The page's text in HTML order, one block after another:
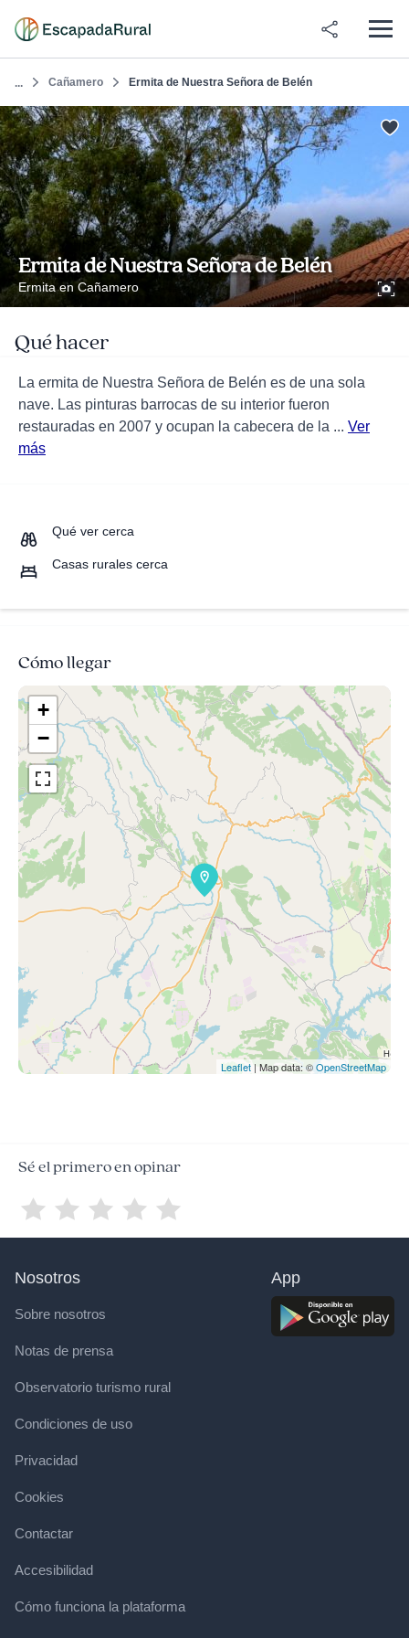
... Cañamero Ermita de Nuestra Señora de Belén
Ermita de Nuestra Señora de Belén
Ermita en Cañamero
Qué hacer
La ermita de Nuestra Señora de Belén es de una sola
nave. Las pinturas barrocas de su interior fueron
restauradas en 2007 y ocupan la cabecera de la ... Ver
más
Qué ver cerca
Casas rurales cerca
Cómo llegar
+
−
Leaflet | Map data: ©OpenStreetMap
Sé el primero en opinar
Nosotros
Sobre nosotros
Notas de prensa
Observatorio turismo rural
Condiciones de uso
Privacidad
Cookies
Contactar
Accesibilidad
Cómo funciona la plataforma
App